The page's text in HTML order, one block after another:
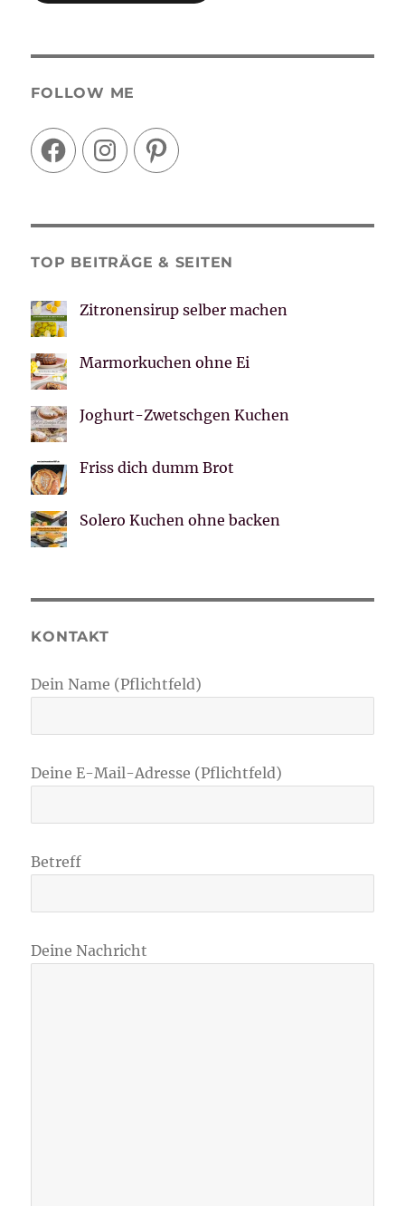
FOLLOW ME
FacebookInstagramPinterest
TOP BEITRÄGE & SEITEN
Zitronensirup selber machen
Marmorkuchen ohne Ei
Joghurt-Zwetschgen Kuchen
Friss dich dumm Brot
Solero Kuchen ohne backen
KONTAKT
Dein Name (Pflichtfeld)
Deine E-Mail-Adresse (Pflichtfeld)
Betreff
Deine Nachricht